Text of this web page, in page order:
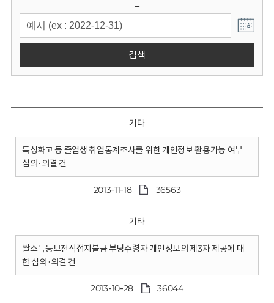
~
검색
기타
특성화고 등 졸업생 취업통계조사를 위한 개인정보 활용가능 여부
심의·의결 건
2013-11-18 36563
기타
쌀소득등보전직접지불금 부당수령자 개인정보의 제3자 제공에 대
한 심의·의결 건
2013-10-28 36044